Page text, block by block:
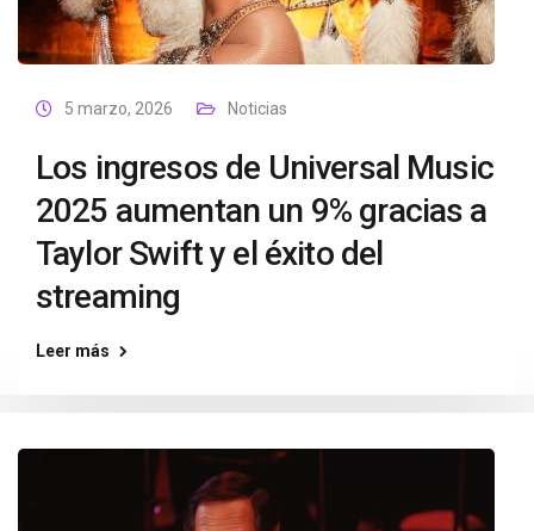
5 marzo, 2026 Noticias
Los ingresos de Universal Music
2025 aumentan un 9% gracias a
Taylor Swift y el éxito del
streaming
Leer más